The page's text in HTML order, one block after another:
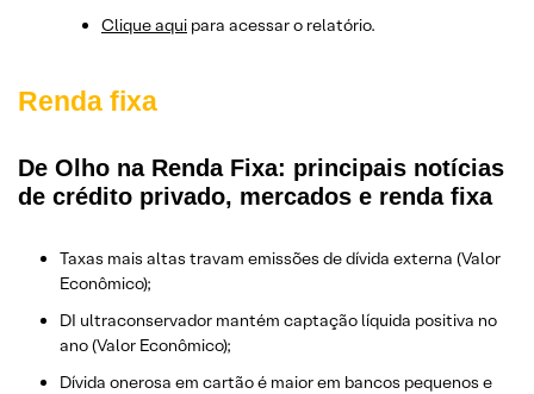
Clique aqui para acessar o relatório.
Renda fixa
De Olho na Renda Fixa: principais notícias
de crédito privado, mercados e renda fixa
Taxas mais altas travam emissões de dívida externa (Valor
Econômico);
DI ultraconservador mantém captação líquida positiva no
ano (Valor Econômico);
Dívida onerosa em cartão é maior em bancos pequenos e